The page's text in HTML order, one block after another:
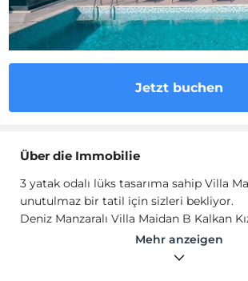
Jetzt buchen
Über die Immobilie
3 yatak odalı lüks tasarıma sahip Villa
unutulmaz bir tatil için sizleri bekliyor.
Deniz Manzaralı Villa Maidan B Kalkan
Bölgesi'nde yer almakta olup 3 yatak
konaklama kapasitesine sahiptir. Geniş
Mehr anzeigen